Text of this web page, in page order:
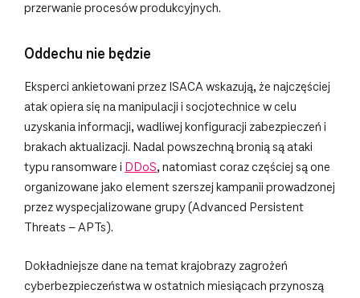
przerwanie procesów produkcyjnych.
Oddechu nie będzie
Eksperci ankietowani przez ISACA wskazują, że najczęściej
atak opiera się na manipulacji i socjotechnice w celu
uzyskania informacji, wadliwej konfiguracji zabezpieczeń i
brakach aktualizacji. Nadal powszechną bronią są ataki
typu ransomware i DDoS, natomiast coraz częściej są one
organizowane jako element szerszej kampanii prowadzonej
przez wyspecjalizowane grupy (Advanced Persistent
Threats – APTs).
Dokładniejsze dane na temat krajobrazy zagrożeń
cyberbezpieczeństwa w ostatnich miesiącach przynoszą